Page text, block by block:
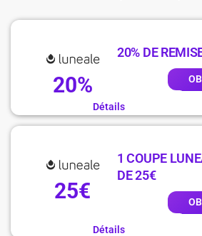
20%
20% DE
Détails
25€
1 COUPE
DE 25€
Détails